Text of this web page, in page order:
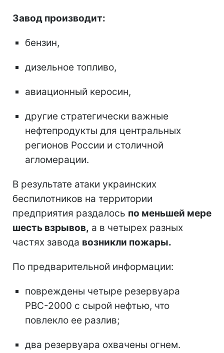
Завод производит:
бензин,
дизельное топливо,
авиационный керосин,
другие стратегически важные
нефтепродукты для центральных
регионов России и столичной
агломерации.
В результате атаки украинских
беспилотников на территории
предприятия раздалось по меньшей мере
шесть взрывов, а в четырех разных
частях завода возникли пожары.
По предварительной информации:
повреждены четыре резервуара
РВС-2000 с сырой нефтью, что
повлекло ее разлив;
два резервуара охвачены огнем.